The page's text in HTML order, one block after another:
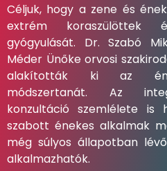
Céljuk, hogy a zene és
extrém koraszülöttek
gyógyulását. Dr. Szabó
Méder Ünőke orvosi
alakították ki az
módszertanát. Az
konzultáció szemlélete is
szabott énekes alkalmak
még súlyos állapotban
alkalmazhatók.